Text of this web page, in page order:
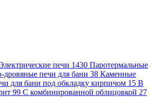
печи 1430 Паротермальные
дровяные печи для бани 38 Каменные
для бани под обкладку кирпичом 15 В
99 С комбинированной облицовкой 27